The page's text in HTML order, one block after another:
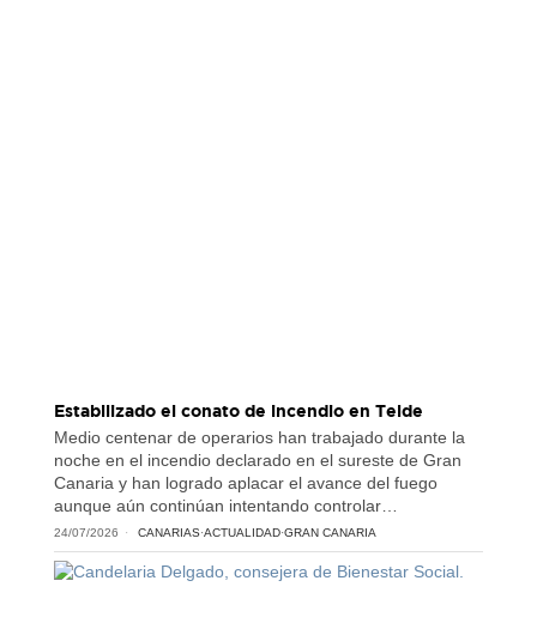
Estabilizado el conato de incendio en Telde
Medio centenar de operarios han trabajado durante la
noche en el incendio declarado en el sureste de Gran
Canaria y han logrado aplacar el avance del fuego
aunque aún continúan intentando controlar…
24/07/2026 CANARIAS·ACTUALIDAD·GRAN CANARIA